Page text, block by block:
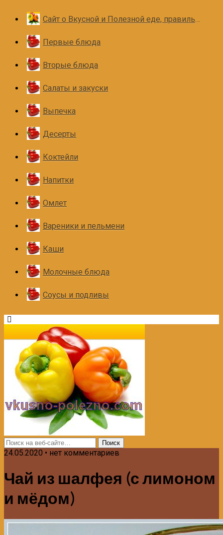
Сайт о Вкусной и Полезной еде, правильном и здоровом питании
Первые блюда
Вторые блюда
Салаты и закуски
Выпечка
Десерты
Коктейли
Напитки
Омлет
Вареники и пельмени
Каши
Молочные блюда
Соусы и подливы
24.05.2020 • нет комментариев
Чай из шалфея (с лимоном
и мёдом)